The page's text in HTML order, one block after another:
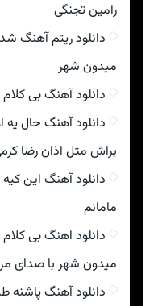
رامین تجنگی
دانلود ریتم آهنگ
میدون شهر
دانلود آهنگ بی
دانلود آهنگ حال
براش مثل اذان رضا
دانلود آهنگ این
مامانم
دانلود اهنگ بی
میدون شهر با صدای
دانلود آهنگ